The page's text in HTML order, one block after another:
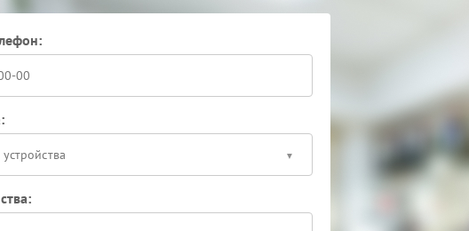
располагает тестовыми стендами, имитирующими реальные
инженеры воспроизводят сценарии, провоцирующие рестарт, и
точной диагностики и замены компонентов строго по регламенту:
вмешательства могут усугубить скрытые дефекты. Доверьте устранение
— так вы получите предсказуемую работу ИБП и снизите риск